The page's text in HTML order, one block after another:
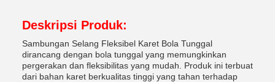
Deskripsi Produk:
Sambungan Selang Fleksibel Karet Bola Tunggal
dirancang dengan bola tunggal yang memungkinkan
pergerakan dan fleksibilitas yang mudah. Produk ini terbuat
dari bahan karet berkualitas tinggi yang tahan terhadap